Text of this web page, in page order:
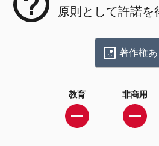
原則として許諾
著作権あ
教育 非商用